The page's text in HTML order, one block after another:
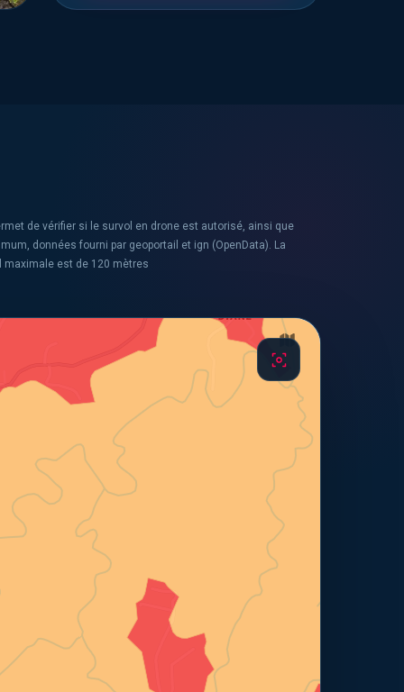
de vérifier si le survol en drone est autorisé, ainsi que
données fourni par geoportail et ign (OpenData). La
maximale est de 120 mètres